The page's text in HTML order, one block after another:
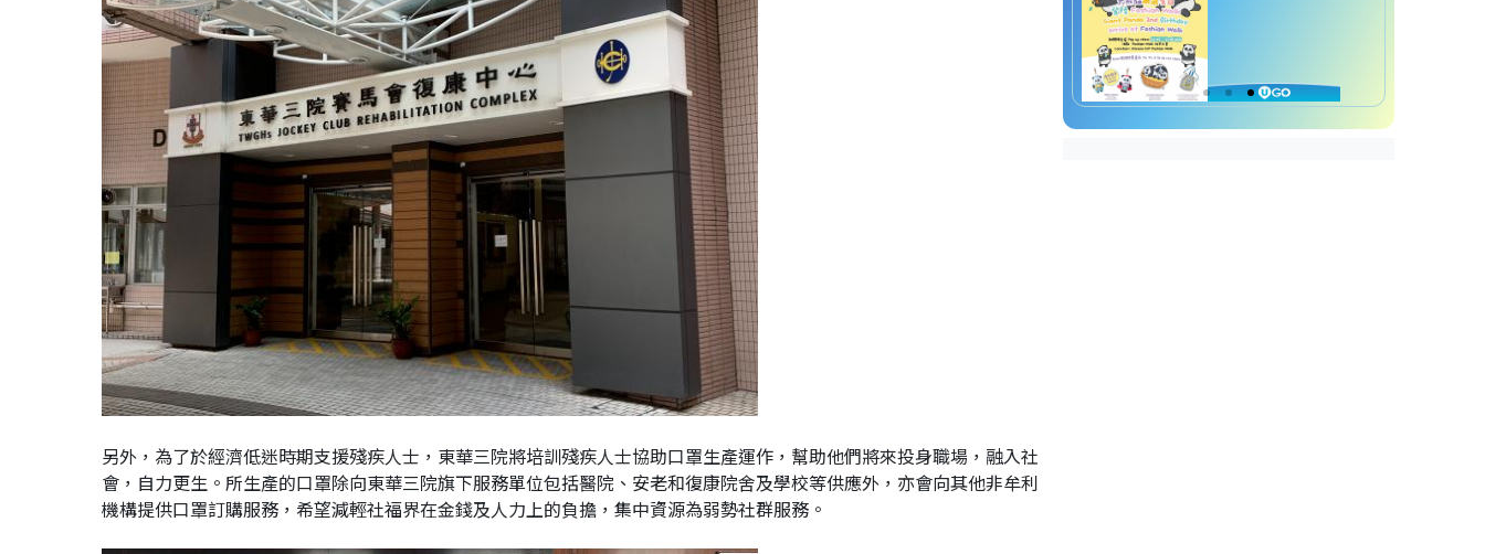
另外，為了於經濟低迷時期支援殘疾人士，東華三院將培訓殘疾人士協助口罩生產運作，幫助他們將來投身職場，融入社
會，自力更生。所生產的口罩除向東華三院旗下服務單位包括醫院、安老和復康院舍及學校等供應外，亦會向其他非牟利
機構提供口罩訂購服務，希望減輕社福界在金錢及人力上的負擔，集中資源為弱勢社群服務。